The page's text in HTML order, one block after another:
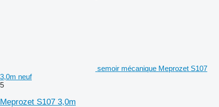
semoir mécanique Meprozet S107
3,0m neuf
5
Meprozet S107 3,0m